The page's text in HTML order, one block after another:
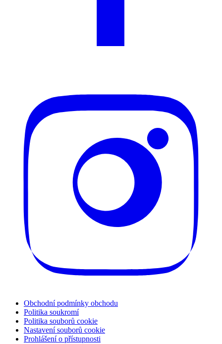
Obchodní podmínky obchodu
Politika soukromí
Politika souborů cookie
Nastavení souborů cookie
Prohlášení o přístupnosti